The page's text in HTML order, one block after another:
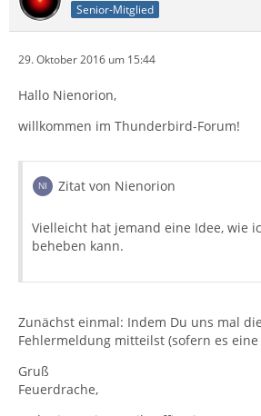
Senior-Mitglied
29. Oktober 2016 um 15:44
Hallo Nienorion,
willkommen im Thunderbird-Forum!
Zitat von Nienorion
Vielleicht hat jemand eine Idee, wie
beheben kann.
Zunächst einmal: Indem Du uns mal
Fehlermeldung mitteilst (sofern es eine
Gruß
Feuerdrache,